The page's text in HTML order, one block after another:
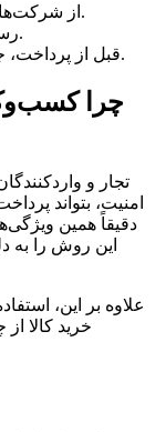
از شرکت‌های معتبر برای انجام حواله استفاده کنید.
رسید و مستندات پرداخت را نگهداری کنید.
قبل از پرداخت، جزئیات سفارش یا قرارداد را تأیید نمایید.
چرا
تجار و
امنیت، بتواند
دقیقاً همین
این روش را به
علاوه بر این،
خرید کالا